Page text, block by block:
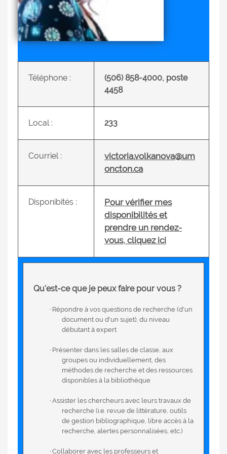
Téléphone :
(506) 858-4000, poste
4458
Local : 233
Courriel :
victoria.volkanova@um
oncton.ca
Disponibités :
Pour vérifier mes
disponibilités et
prendre un rendez-
vous, cliquez ici
Qu'est-ce que je peux faire pour vous ?
· Répondre à vos questions de recherche (d'un
document ou d'un sujet), du niveau
débutant à expert
· Présenter dans les salles de classe, aux
groupes ou individuellement, des
méthodes de recherche et des ressources
disponibles à la bibliothèque
· Assister les chercheurs avec leurs travaux de
recherche (i.e. revue de littérature, outils
de gestion bibliographique, libre accès à la
recherche, alertes personnalisées, etc.)
· Collaborer avec les professeurs et